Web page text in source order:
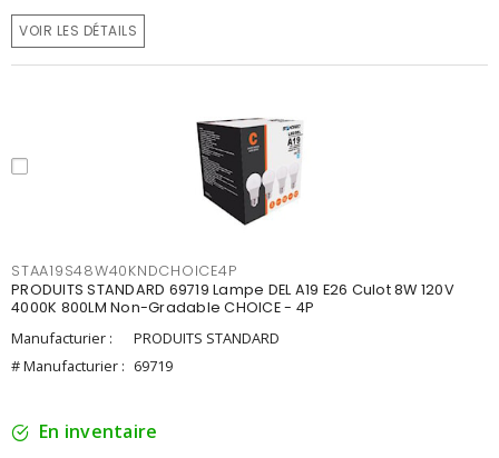
VOIR LES DÉTAILS
STAA19S48W40KNDCHOICE4P
PRODUITS STANDARD 69719 Lampe DEL A19 E26 Culot 8W 120V
4000K 800LM Non-Gradable CHOICE - 4P
Manufacturier :
PRODUITS STANDARD
# Manufacturier : 69719
En inventaire